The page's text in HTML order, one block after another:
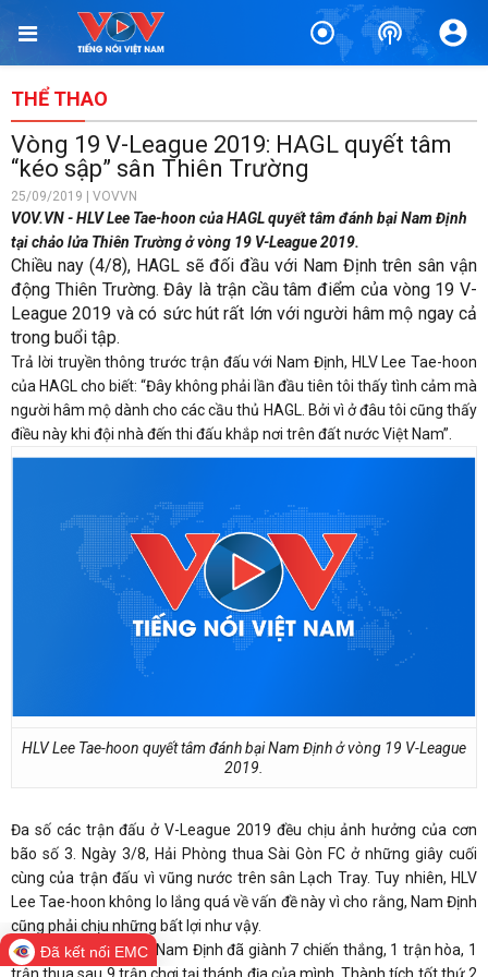
THỂ THAO
Vòng 19 V-League 2019: HAGL quyết tâm
“kéo sập” sân Thiên Trường
25/09/2019 | VOVVN
VOV.VN - HLV Lee Tae-hoon của HAGL quyết tâm đánh bại Nam Định
tại chảo lửa Thiên Trường ở vòng 19 V-League 2019.
Chiều nay (4/8), HAGL sẽ đối đầu với Nam Định trên sân vận
động Thiên Trường. Đây là trận cầu tâm điểm của vòng 19 V-
League 2019 và có sức hút rất lớn với người hâm mộ ngay cả
trong buổi tập.
Trả lời truyền thông trước trận đấu với Nam Định, HLV Lee Tae-hoon
của HAGL cho biết: “Đây không phải lần đầu tiên tôi thấy tình cảm mà
người hâm mộ dành cho các cầu thủ HAGL. Bởi vì ở đâu tôi cũng thấy
điều này khi đội nhà đến thi đấu khắp nơi trên đất nước Việt Nam”.
HLV Lee Tae-hoon quyết tâm đánh bại Nam Định ở vòng 19 V-League
2019.
Đa số các trận đấu ở V-League 2019 đều chịu ảnh hưởng của cơn
bão số 3. Ngày 3/8, Hải Phòng thua Sài Gòn FC ở những giây cuối
cùng của trận đấu vì vũng nước trên sân Lạch Tray. Tuy nhiên, HLV
Lee Tae-hoon không lo lắng quá về vấn đề này vì cho rằng, Nam Định
cũng phải chịu những bất lợi như vậy.
Ở mùa giải năm nay, Nam Định đã giành 7 chiến thắng, 1 trận hòa, 1
Đã kết nối EMC